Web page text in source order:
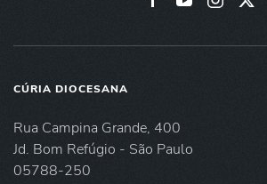
CÚRIA DIOCESANA
Rua Campina Grande, 400
Jd. Bom Refúgio - São Paulo
05788-250